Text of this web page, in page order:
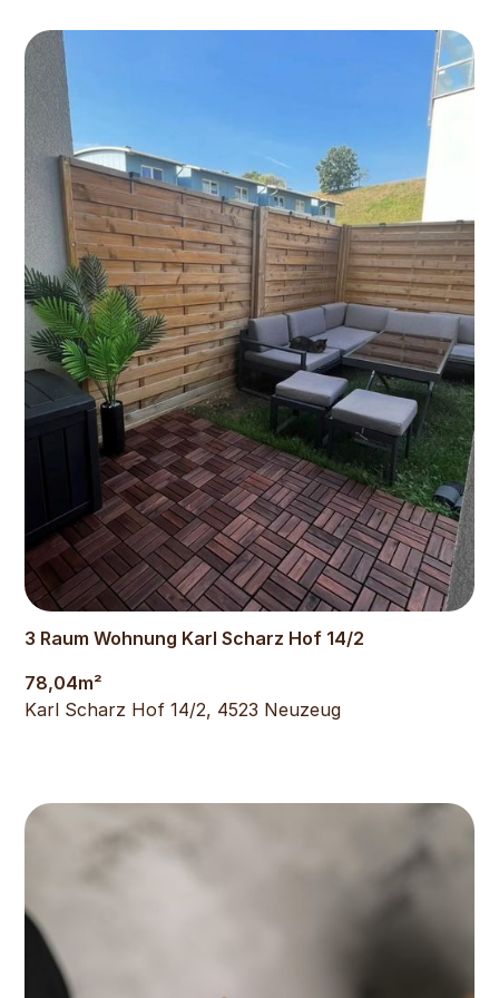
954€
3 Raum Wohnung Karl Scharz Hof 14/2
78,04m²
Karl Scharz Hof 14/2, 4523 Neuzeug